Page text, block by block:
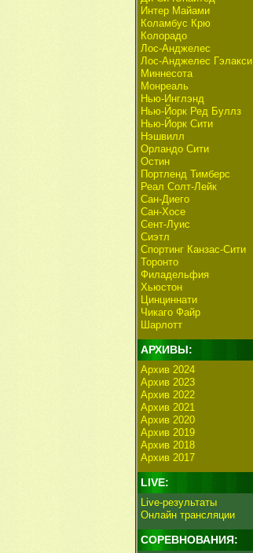
Интер Майами
Коламбус Крю
Колорадо
Лос-Анджелес
Лос-Анджелес Гэлакси
Миннесота
Монреаль
Нью-Инглэнд
Нью-Йорк Ред Буллз
Нью-Йорк Сити
Нэшвилл
Орландо Сити
Остин
Портленд Тимберс
Реал Солт-Лейк
Сан-Диего
Сан-Хосе
Сент-Луис
Сиэтл
Спортинг Канзас-Сити
Торонто
Филадельфия
Хьюстон
Цинциннати
Чикаго Файр
Шарлотт
АРХИВЫ:
Архив 2024
Архив 2023
Архив 2022
Архив 2021
Архив 2020
Архив 2019
Архив 2018
Архив 2017
LIVE:
Live-результаты
Онлайн трансляции
СОРЕВНОВАНИЯ: